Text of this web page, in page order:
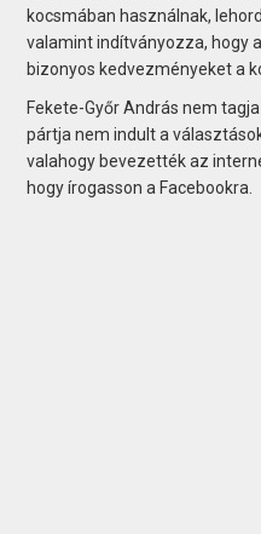
kocsmában használnak,
valamint indítványozza, hogy
bizonyos kedvezményeket a
Fekete-Győr András nem
pártja nem indult a
valahogy bevezették az
hogy írogasson a Face­bookra.